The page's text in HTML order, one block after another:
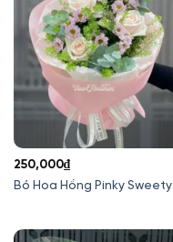
Bó Hoa Hồng Pinky Sweety
250,000₫